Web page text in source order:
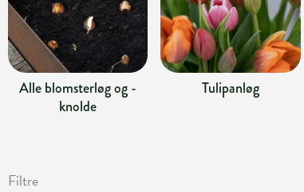
Alle blomsterløg og -
knolde
Tulipanløg
Filtre